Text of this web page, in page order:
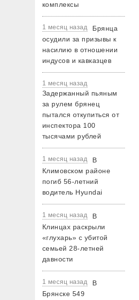
комплексы
1 месяц назад
Брянца
осудили за призывы к
насилию в отношении
индусов и кавказцев
1 месяц назад
Задержанный пьяным
за рулем брянец
пытался откупиться от
инспектора 100
тысячами рублей
1 месяц назад
В
Климовском районе
погиб 56-летний
водитель Hyundai
1 месяц назад
В
Клинцах раскрыли
«глухарь» с убитой
семьей 28-летней
давности
1 месяц назад
В
Брянске 549